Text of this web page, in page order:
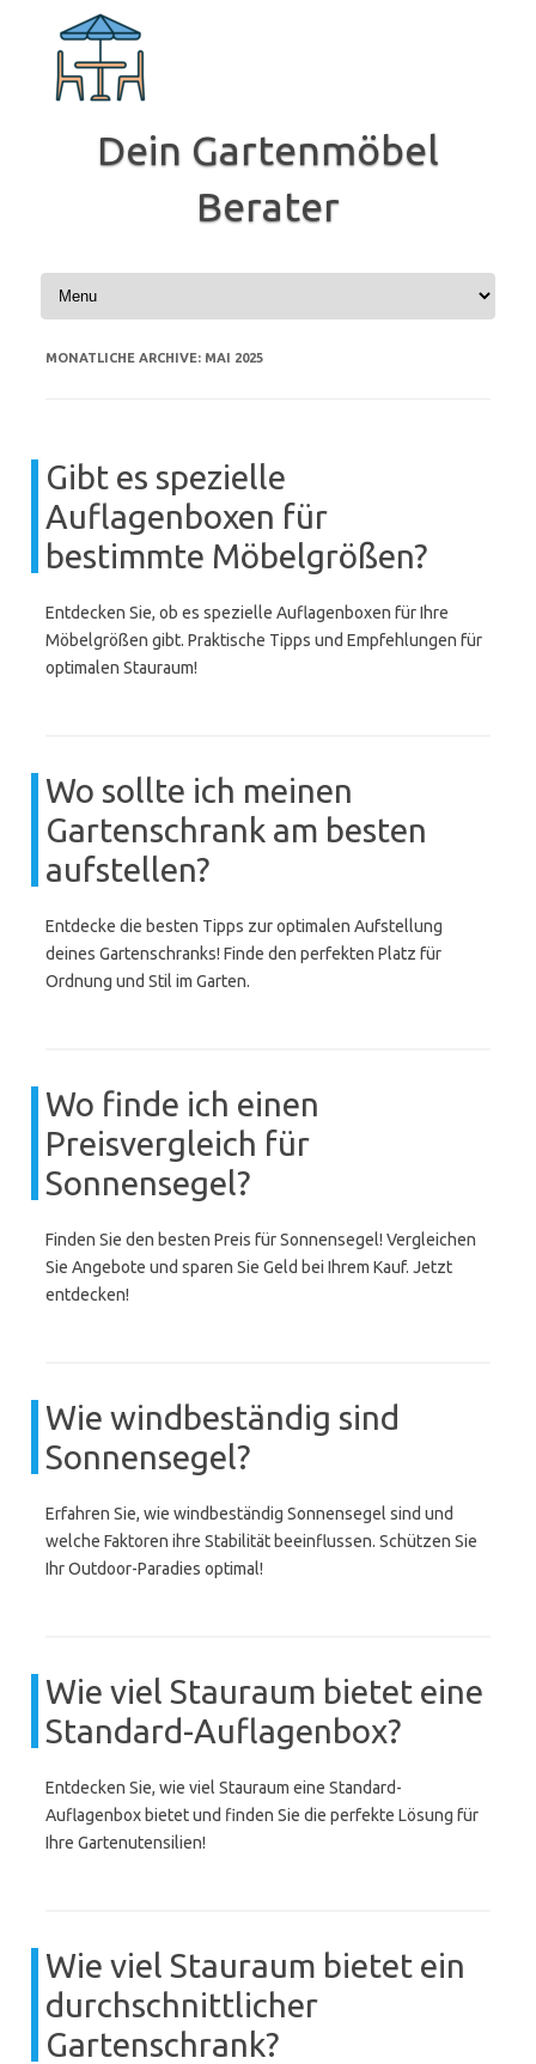
Inhalt
springen
Dein Gartenmöbel
Berater
MONATLICHE ARCHIVE: MAI 2025
Gibt es spezielle
Auflagenboxen für
bestimmte Möbelgrößen?
Entdecken Sie, ob es spezielle Auflagenboxen für Ihre
Möbelgrößen gibt. Praktische Tipps und Empfehlungen für
optimalen Stauraum!
Wo sollte ich meinen
Gartenschrank am besten
aufstellen?
Entdecke die besten Tipps zur optimalen Aufstellung
deines Gartenschranks! Finde den perfekten Platz für
Ordnung und Stil im Garten.
Wo finde ich einen
Preisvergleich für
Sonnensegel?
Finden Sie den besten Preis für Sonnensegel! Vergleichen
Sie Angebote und sparen Sie Geld bei Ihrem Kauf. Jetzt
entdecken!
Wie windbeständig sind
Sonnensegel?
Erfahren Sie, wie windbeständig Sonnensegel sind und
welche Faktoren ihre Stabilität beeinflussen. Schützen Sie
Ihr Outdoor-Paradies optimal!
Wie viel Stauraum bietet eine
Standard-Auflagenbox?
Entdecken Sie, wie viel Stauraum eine Standard-
Auflagenbox bietet und finden Sie die perfekte Lösung für
Ihre Gartenutensilien!
Wie viel Stauraum bietet ein
durchschnittlicher
Gartenschrank?